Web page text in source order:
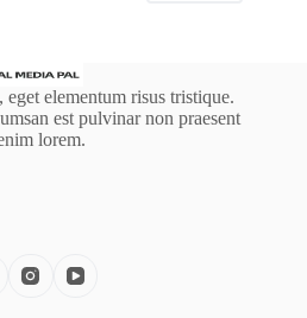
elementum risus tristique.
est pulvinar non praesent
lorem.